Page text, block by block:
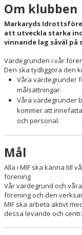
PERSONAL
UNGDOMS
STYRELSEN
KONTAKT
KALENDER
BILDGALLERI
DOKUMENT
VÅRA LAG/TRÄNARE
Om klubben
Markaryds
att utveckla starka
vinnande lag såväl
Värdegrunden i vår
Den ska tydliggöra den
​Våra värdegrunder
målsättningar.
​Våra värdegrunder
kommer att
och personal.​
Mål
Alla i MIF ska känna till
förening ​
Vår värdegrund och
förening och den
MIF ska arbeta aktivt
dessa levande och